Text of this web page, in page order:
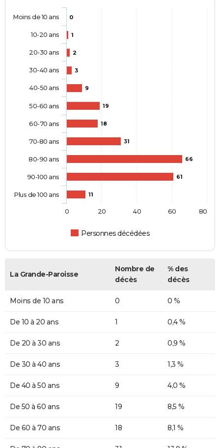
0
1
2
3
9
19
18
31
66
61
11
Personnes décédées
Moins de 10 ans
10-20 ans
20-30 ans
30-40 ans
40-50 ans
50-60 ans
60-70 ans
70-80 ans
80-90 ans
90-100 ans
Plus de 100 ans
0 20 40 60 80
La Grande-Paroisse
Nombre de
décès
% des
décès
Moins de 10 ans 0 0 %
De 10 à 20 ans 1 0,4 %
De 20 à 30 ans 2 0,9 %
De 30 à 40 ans 3 1,3 %
De 40 à 50 ans 9 4,0 %
De 50 à 60 ans 19 8,5 %
De 60 à 70 ans 18 8,1 %